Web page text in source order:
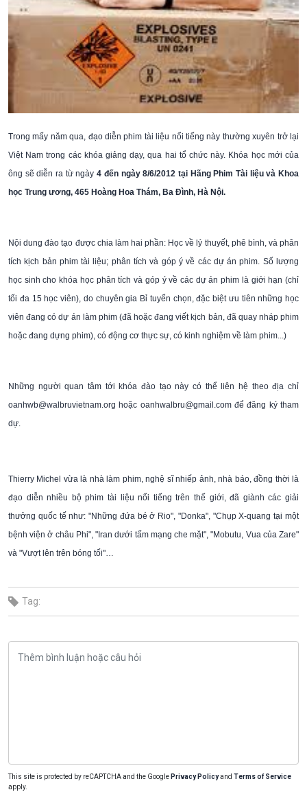
Trong mấy năm qua, đạo diễn phim tài liệu nổi tiếng này thường xuyên trở lại
Việt Nam trong các khóa giảng dạy, qua hai tổ chức này. Khóa học mới của
ông sẽ diễn ra từ ngày4 đến ngày 8/6/2012 tại Hãng Phim Tài liệu và Khoa
học Trung ương, 465 Hoàng Hoa Thám, Ba Đình, Hà Nội.
Nội dung đào tạo được chia làm hai phần: Học về lý thuyết, phê bình, và phân
tích kịch bản phim tài liệu; phân tích và góp ý về các dự án phim. Số lượng
học sinh cho khóa học phân tích và góp ý về các dự án phim là giới hạn (chỉ
tối đa 15 học viên), do chuyên gia Bỉ tuyển chọn, đặc biệt ưu tiên những học
viên đang có dự án làm phim (đã hoặc đang viết kịch bản, đã quay nháp phim
hoặc đang dựng phim), có động cơ thực sự, có kinh nghiệm về làm phim...)
Những người quan tâm tới khóa đào tạo này có thể liên hệ theo địa chỉ
oanhwb@walbruvietnam.org hoặc oanhwalbru@gmail.comđể đăng ký tham
dự.
Thierry Michel vừa là nhà làm phim, nghệ sĩ nhiếp ảnh, nhà báo, đồng thời là
đạo diễn nhiều bộ phim tài liệu nổi tiếng trên thế giới, đã giành các giải
thưởng quốc tế như: "Những đứa bé ở Rio", "Donka", "Chụp X-quang tại một
bệnh viện ở châu Phi", "Iran dưới tấm mạng che mặt", "Mobutu, Vua của Zare"
và "Vượt lên trên bóng tối"…
Tag:
This site is protected by reCAPTCHA and the Google Privacy Policyand Terms of Service
apply.